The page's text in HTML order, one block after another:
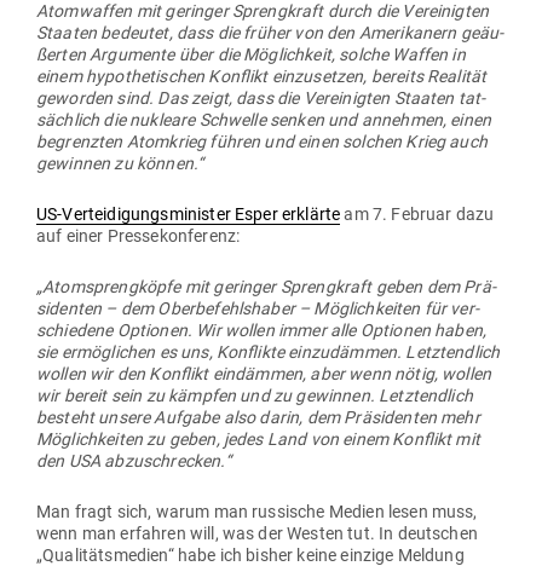
Atom­waffen mit geringer Spreng­kraft durch die Ver­ei­nigten
Staaten bedeutet, dass die früher von den Ame­ri­kanern geäu­
ßerten Argu­mente über die Mög­lichkeit, solche Waffen in
einem hypo­the­ti­schen Kon­flikt ein­zu­setzen, bereits Rea­lität
geworden sind. Das zeigt, dass die Ver­ei­nigten Staaten tat­
sächlich die nukleare Schwelle senken und annehmen, einen
begrenzten Atom­krieg führen und einen solchen Krieg auch
gewinnen zu können.“
US-Ver­tei­di­gungs­mi­nister Esper erklärteam 7. Februar dazu
auf einer Pressekonferenz:
„Atom­spreng­köpfe mit geringer Spreng­kraft geben dem Prä­
si­denten – dem Ober­be­fehls­haber – Mög­lich­keiten für ver­
schiedene Optionen. Wir wollen immer alle Optionen haben,
sie ermög­lichen es uns, Kon­flikte ein­zu­dämmen. Letzt­endlich
wollen wir den Kon­flikt ein­dämmen, aber wenn nötig, wollen
wir bereit sein zu kämpfen und zu gewinnen. Letzt­endlich
besteht unsere Aufgabe also darin, dem Prä­si­denten mehr
Mög­lich­keiten zu geben, jedes Land von einem Kon­flikt mit
den USA abzuschrecken.“
Man fragt sich, warum man rus­sische Medien lesen muss,
wenn man erfahren will, was der Westen tut. In deut­schen
„Qua­li­täts­medien“ habe ich bisher keine einzige Meldung